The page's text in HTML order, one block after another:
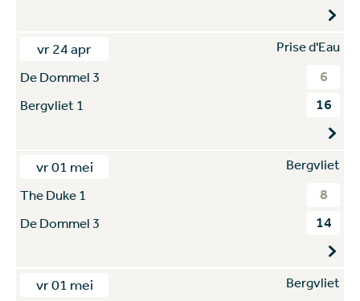
vr 24 apr
Prise d'Eau
De Dommel 3
6
Bergvliet 1 16
vr 01 mei
Bergvliet
The Duke 1
8
De Dommel 3 14
vr 01 mei
Bergvliet